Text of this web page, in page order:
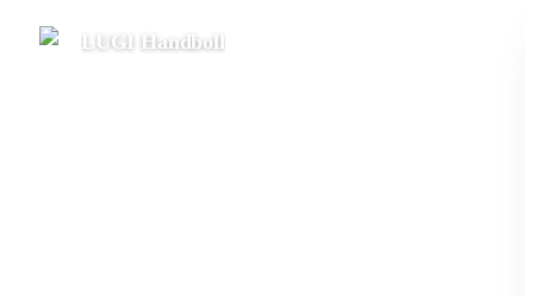
LUGI Handboll